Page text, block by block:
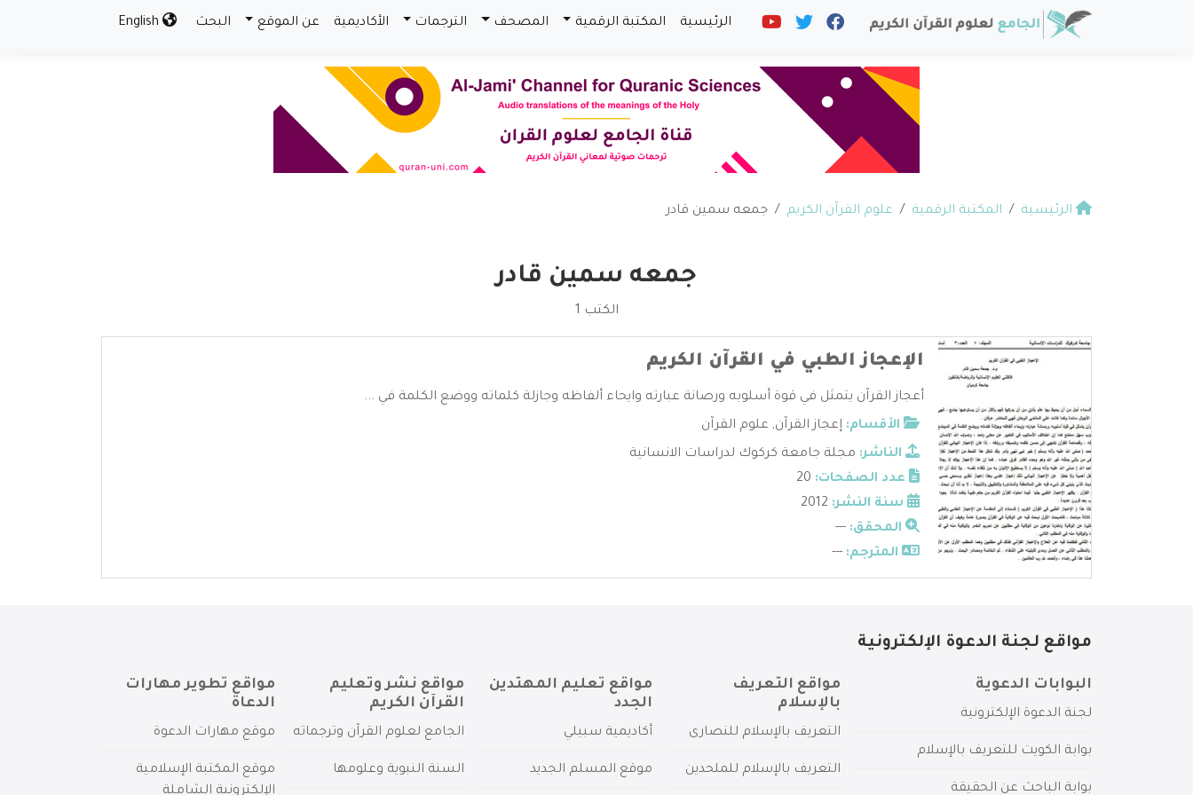
الرئيسية المكتبة الرقمية المصحف الترجمات الأكاديمية عن الموقع البحث
الرئيسية المكتبة الرقمية علوم القرآن الكريم جمعه سمين قادر
جمعه سمين قادر
الكتب 1
الإعجاز الطبي في القرآن الكريم
أعجاز القرآن يتمثل في قوة أسلوبه ورصانة عبارته وايحاء ألفاظه وجازلة كلماته ووضع الكلمة في ...
الأقسام: إعجاز القرآن, علوم القرآن
الناشر: مجلة جامعة كركوك لدراسات الانسانية
عدد الصفحات:
سنة النشر:
المحقق: ---
المترجم: ---
مواقع لجنة الدعوة الإلكترونية
البوابات الدعوية
لجنة الدعوة الإلكترونية
بوابة الكويت للتعريف بالإسلام
بوابة الباحث عن الحقيقة
مواقع التعريف
بالإسلام
التعريف بالإسلام للنصارى
التعريف بالإسلام للملحدين
مواقع تعليم المهتدين
الجدد
أكاديمية سبيلي
موقع المسلم الجديد
مواقع نشر وتعليم
القرآن الكريم
الجامع لعلوم القرآن وترجماته
السنة النبوية وعلومها
مواقع تطوير مهارات
الدعاة
موقع مهارات الدعوة
موقع المكتبة الإسلامية
الإلكترونية الشاملة